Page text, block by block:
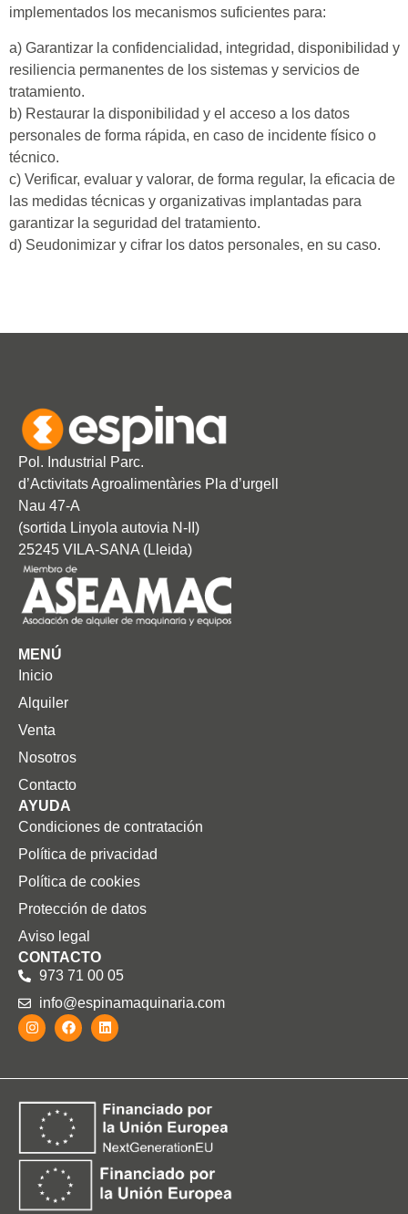
implementados los mecanismos suficientes para:
a) Garantizar la confidencialidad, integridad, disponibilidad y
resiliencia permanentes de los sistemas y servicios de
tratamiento.
b) Restaurar la disponibilidad y el acceso a los datos
personales de forma rápida, en caso de incidente físico o
técnico.
c) Verificar, evaluar y valorar, de forma regular, la eficacia de
las medidas técnicas y organizativas implantadas para
garantizar la seguridad del tratamiento.
d) Seudonimizar y cifrar los datos personales, en su caso.
Pol. Industrial Parc.
d’Activitats Agroalimentàries Pla d’urgell
Nau 47-A
(sortida Linyola autovia N-II)
25245 VILA-SANA (Lleida)
MENÚ
Inicio
Alquiler
Venta
Nosotros
Contacto
AYUDA
Condiciones de contratación
Política de privacidad
Política de cookies
Protección de datos
Aviso legal
CONTACTO
973 71 00 05
info@espinamaquinaria.com